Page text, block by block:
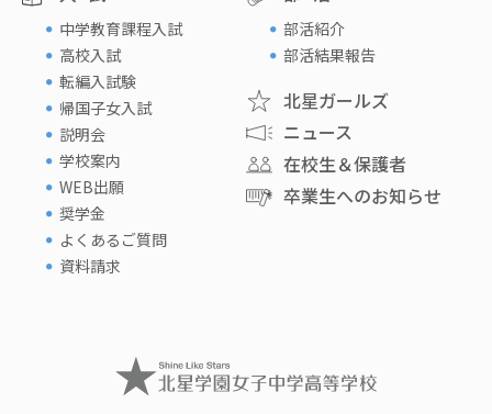
中学教育課程入試
高校入試
転編入試験
帰国子女入試
説明会
学校案内
WEB出願
奨学金
よくあるご質問
資料請求
部活紹介
部活結果報告
北星ガールズ
ニュース
在校生＆保護者
卒業生へのお知らせ